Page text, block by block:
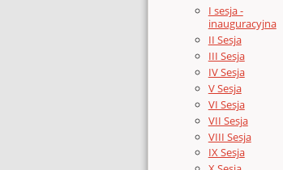
I sesja -
inauguracyjna
II Sesja
III Sesja
IV Sesja
V Sesja
VI Sesja
VII Sesja
VIII Sesja
IX Sesja